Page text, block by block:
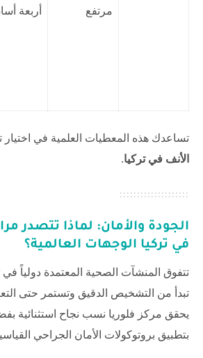
مرتفع
أربعة
تساعدك هذه المعطيات العلمية في اختيار
الأنف في تركيا.
الجودة والأمان: لماذا تتصدر
في تركيا الوجهات العالمية؟
تتفوق المنشآت الصحية المعتمدة دولياً في
تبدأ من التشخيص الدقيق وتستمر حتى
يحقق مركز فلوريا نسب نجاح استثنائية
بتطبيق بروتوكولات الأمان الجراحي